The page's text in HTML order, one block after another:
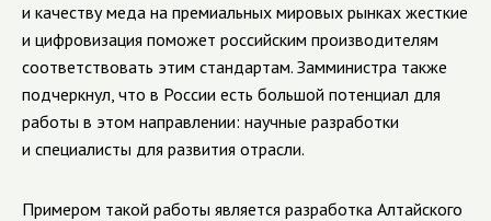
и качеству меда на премиальных мировых рынках жесткие
и цифровизация поможет российским производителям
соответствовать этим стандартам. Замминистра также
подчеркнул, что в России есть большой потенциал для
работы в этом направлении: научные разработки
и специалисты для развития отрасли.
Примером такой работы является разработка Алтайского